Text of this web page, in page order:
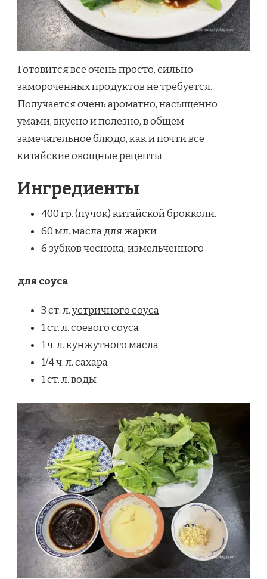
Готовится все очень просто, сильно
замороченных продуктов не требуется.
Получается очень ароматно, насыщенно
умами, вкусно и полезно, в общем
замечательное блюдо, как и почти все
китайские овощные рецепты.
Ингредиенты
400 гр. (пучок)китайской брокколи.
60 мл. масла для жарки
6 зубков чеснока, измельченного
для соуса
3 ст. л.устричного соуса
1 ст. л. соевого соуса
1 ч. л.кунжутного масла
1/4 ч. л. сахара
1 ст. л. воды